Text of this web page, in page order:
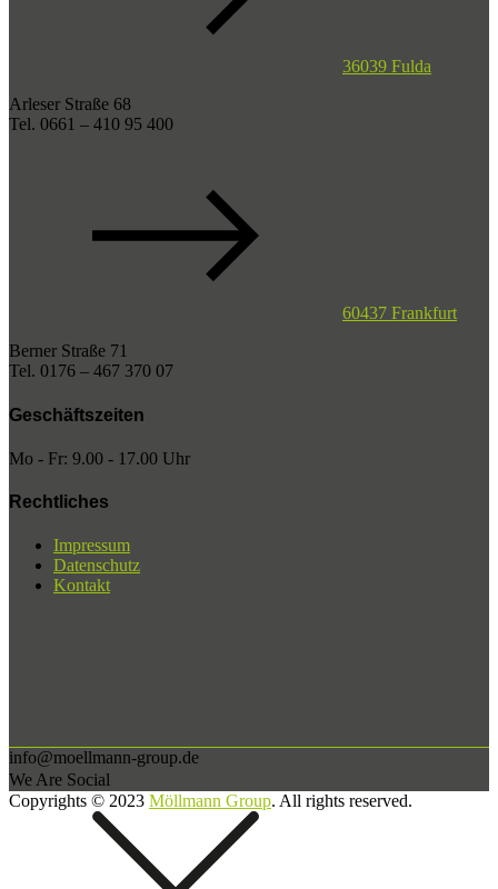
36039 Fulda
Arleser Straße 68
Tel. 0661 – 410 95 400
60437 Frankfurt
Berner Straße 71
Tel. 0176 – 467 370 07
Geschäftszeiten
Mo - Fr: 9.00 - 17.00 Uhr
Rechtliches
Impressum
Datenschutz
Kontakt
info@moellmann-group.de
We Are Social
Copyrights © 2023 Möllmann Group. All rights reserved.